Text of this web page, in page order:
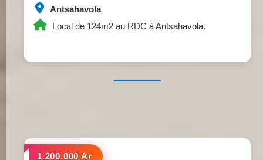
Antsahavola
Local de 124m2 au RDC à Antsahavola.
a louer
1.200.000 Ar